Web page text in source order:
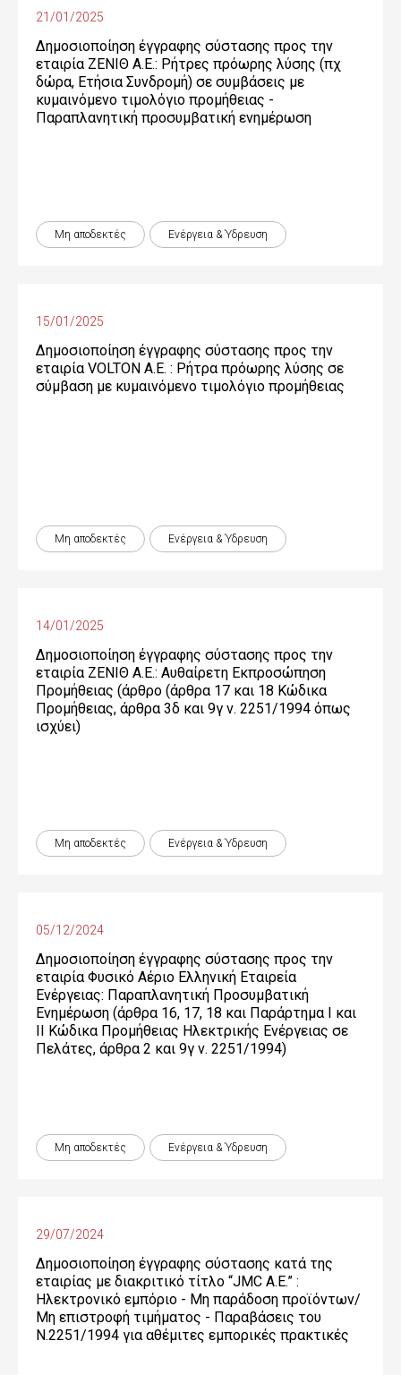
21/01/2025
Δημοσιοποίηση έγγραφης σύστασης προς την
εταιρία ΖΕΝΙΘ Α.Ε.: Ρήτρες πρόωρης λύσης (πχ
δώρα, Ετήσια Συνδρομή) σε συμβάσεις με
κυμαινόμενο τιμολόγιο προμήθειας -
Παραπλανητική προσυμβατική ενημέρωση
Μη αποδεκτές Ενέργεια & Ύδρευση
15/01/2025
Δημοσιοποίηση έγγραφης σύστασης προς την
εταιρία VOLTON Α.Ε. : Ρήτρα πρόωρης λύσης σε
σύμβαση με κυμαινόμενο τιμολόγιο προμήθειας
Μη αποδεκτές Ενέργεια & Ύδρευση
14/01/2025
Δημοσιοποίηση έγγραφης σύστασης προς την
εταιρία ΖΕΝΙΘ Α.Ε.: Αυθαίρετη Εκπροσώπηση
Προμήθειας (άρθρο (άρθρα 17 και 18 Κώδικα
Προμήθειας, άρθρα 3δ και 9γ ν. 2251/1994 όπως
ισχύει)
Μη αποδεκτές Ενέργεια & Ύδρευση
05/12/2024
Δημοσιοποίηση έγγραφης σύστασης προς την
εταιρία Φυσικό Αέριο Ελληνική Εταιρεία
Ενέργειας: Παραπλανητική Προσυμβατική
Ενημέρωση (άρθρα 16, 17, 18 και Παράρτημα Ι και
ΙΙ Κώδικα Προμήθειας Ηλεκτρικής Ενέργειας σε
Πελάτες, άρθρα 2 και 9γ ν. 2251/1994)
Μη αποδεκτές Ενέργεια & Ύδρευση
29/07/2024
Δημοσιοποίηση έγγραφης σύστασης κατά της
εταιρίας με διακριτικό τίτλο “JMC Α.Ε.” :
Ηλεκτρονικό εμπόριο - Μη παράδοση προϊόντων/
Μη επιστροφή τιμήματος - Παραβάσεις του
Ν.2251/1994 για αθέμιτες εμπορικές πρακτικές